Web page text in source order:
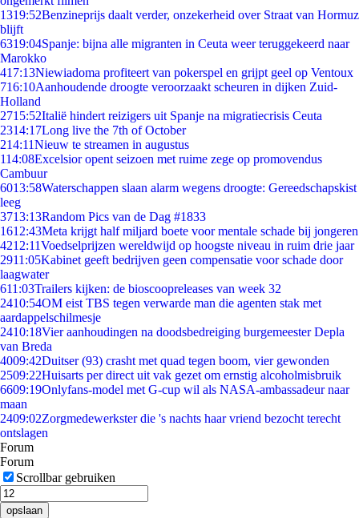
1319:52Benzineprijs daalt verder, onzekerheid over Straat van Hormuz
blijft
6319:04Spanje: bijna alle migranten in Ceuta weer teruggekeerd naar
Marokko
417:13Niewiadoma profiteert van pokerspel en grijpt geel op Ventoux
716:10Aanhoudende droogte veroorzaakt scheuren in dijken Zuid-
Holland
2715:52Italië hindert reizigers uit Spanje na migratiecrisis Ceuta
2314:17Long live the 7th of October
214:11Nieuw te streamen in augustus
114:08Excelsior opent seizoen met ruime zege op promovendus
Cambuur
6013:58Waterschappen slaan alarm wegens droogte: Gereedschapskist
leeg
3713:13Random Pics van de Dag #1833
1612:43Meta krijgt half miljard boete voor mentale schade bij jongeren
4212:11Voedselprijzen wereldwijd op hoogste niveau in ruim drie jaar
2911:05Kabinet geeft bedrijven geen compensatie voor schade door
laagwater
611:03Trailers kijken: de bioscoopreleases van week 32
2410:54OM eist TBS tegen verwarde man die agenten stak met
aardappelschilmesje
2410:18Vier aanhoudingen na doodsbedreiging burgemeester Depla
van Breda
4009:42Duitser (93) crasht met quad tegen boom, vier gewonden
2509:22Huisarts per direct uit vak gezet om ernstig alcoholmisbruik
6609:19Onlyfans-model met G-cup wil als NASA-ambassadeur naar
maan
2409:02Zorgmedewerkster die 's nachts haar vriend bezocht terecht
ontslagen
Forum
Forum
Scrollbar gebruiken
opslaan